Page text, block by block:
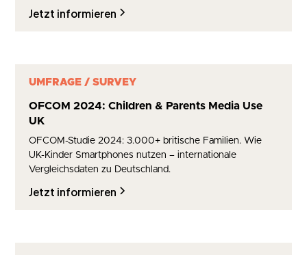
Jetzt informieren
UMFRAGE / SURVEY
OFCOM 2024: Children & Parents Media Use
UK
OFCOM-Studie 2024: 3.000+ britische Familien. Wie
UK-Kinder Smartphones nutzen – internationale
Vergleichsdaten zu Deutschland.
Jetzt informieren